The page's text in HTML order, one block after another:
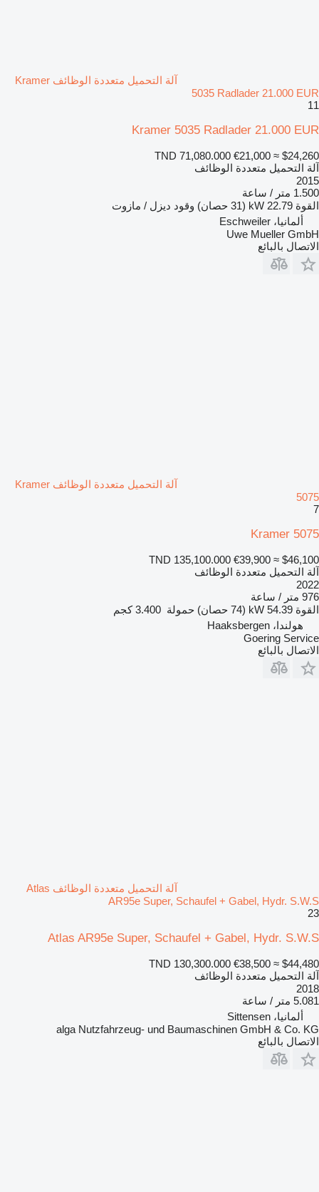
آلة التحميل متعددة الوظائف Kramer
5035 Radlader 21.000 EUR
11
Kramer 5035 Radlader 21.000 EUR
TND 71,080.000 €21,000 ≈ $24,260
آلة التحميل متعددة الوظائف
2015
1.500 متر / ساعة
القوة 22.79 kW (31 حصان) وقود ديزل / مازوت
ألمانيا، Eschweiler
Uwe Mueller GmbH
الاتصال بالبائع
آلة التحميل متعددة الوظائف Kramer
5075
7
Kramer 5075
TND 135,100.000 €39,900 ≈ $46,100
آلة التحميل متعددة الوظائف
2022
976 متر / ساعة
القوة 54.39 kW (74 حصان) حمولة 3.400 كجم
هولندا، Haaksbergen
Goering Service
الاتصال بالبائع
آلة التحميل متعددة الوظائف Atlas
AR95e Super, Schaufel + Gabel, Hydr. S.W.S
23
Atlas AR95e Super, Schaufel + Gabel, Hydr. S.W.S
TND 130,300.000 €38,500 ≈ $44,480
آلة التحميل متعددة الوظائف
2018
5.081 متر / ساعة
ألمانيا، Sittensen
alga Nutzfahrzeug- und Baumaschinen GmbH & Co. KG
الاتصال بالبائع